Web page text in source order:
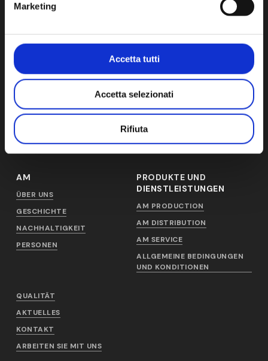
Marketing
Accetta tutti
Accetta selezionati
Rifiuta
Kontaminationskontrolle im Reinraum.
Via Isonzo, 1/C 20812 Limbiate (MB) Italien
Tel:
www.aminstruments.com
info@aminstruments.com
Umsatzsteuer-Identifikationsnummer 02196040964 -
Steuernummer 09191700153
Kap. Soc. € 1.000.000 i.v. - CCIAA-REA NR. 1278816
AM
ÜBER UNS
GESCHICHTE
NACHHALTIGKEIT
PERSONEN
PRODUKTE UND
DIENSTLEISTUNGEN
AM PRODUCTION
AM DISTRIBUTION
AM SERVICE
ALLGEMEINE BEDINGUNGEN
UND KONDITIONEN
QUALITÄT
AKTUELLES
KONTAKT
ARBEITEN SIE MIT UNS